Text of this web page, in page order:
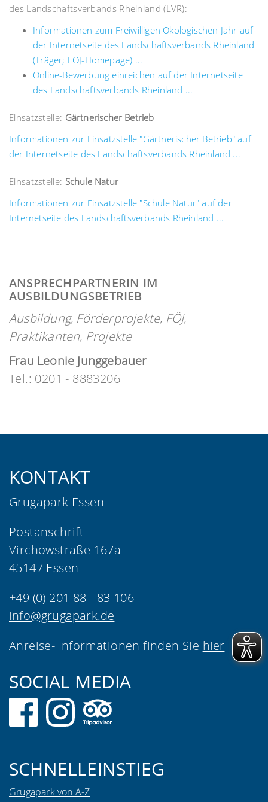
des Landschaftsverbands Rheinland (LVR):
Informationen zum Freiwilligen Ökologischen Jahr auf
der Internetseite des Landschaftsverbands Rheinland
(Träger; FÖJ-Homepage) ...
Online-Bewerbung einreichen auf der Internetseite
des Landschaftsverbands Rheinland ...
Einsatzstelle: Gärtnerischer Betrieb
Informationen zur Einsatzstelle "Gärtnerischer Betrieb" auf
der Internetseite des Landschaftsverbands Rheinland ...
Einsatzstelle: Schule Natur
Informationen zur Einsatzstelle "Schule Natur" auf der
Internetseite des Landschaftsverbands Rheinland ...
ANSPRECHPARTNERIN IM
AUSBILDUNGSBETRIEB
Ausbildung, Förderprojekte, FÖJ,
Praktikanten, Projekte
Frau Leonie Junggebauer
Tel.: 0201 - 8883206
KONTAKT
Grugapark Essen
Postanschrift
Virchowstraße 167a
45147 Essen
+49 (0) 201 88 - 83 106
info@grugapark.de
Anreise- Informationen finden Sie hier
SOCIAL MEDIA
SCHNELLEINSTIEG
Grugapark von A-Z